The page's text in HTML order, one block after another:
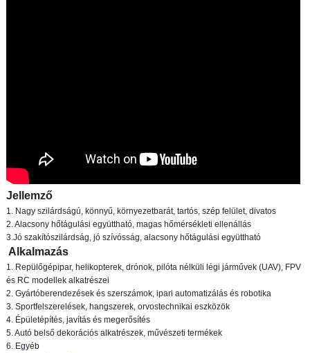
Jellemző
1. Nagy szilárdságú, könnyű, környezetbarát, tartós, szép felület, divatos
2. Alacsony hőtágulási együttható, magas hőmérsékleti ellenállás
3.Jó szakítószilárdság, jó szívósság, alacsony hőtágulási együttható
Alkalmazás
1. Repülőgépipar, helikopterek, drónok, pilóta nélküli légi járművek (UAV), FPV
és RC modellek alkatrészei
2. Gyártóberendezések és szerszámok, ipari automatizálás és robotika
3. Sportfelszerelések, hangszerek, orvostechnikai eszközök
4. Épületépítés, javítás és megerősítés
5. Autó belső dekorációs alkatrészek, művészeti termékek
6. Egyéb